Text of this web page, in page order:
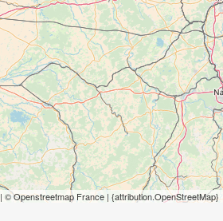
| © Openstreetmap France | {attribution.OpenStreetMap}